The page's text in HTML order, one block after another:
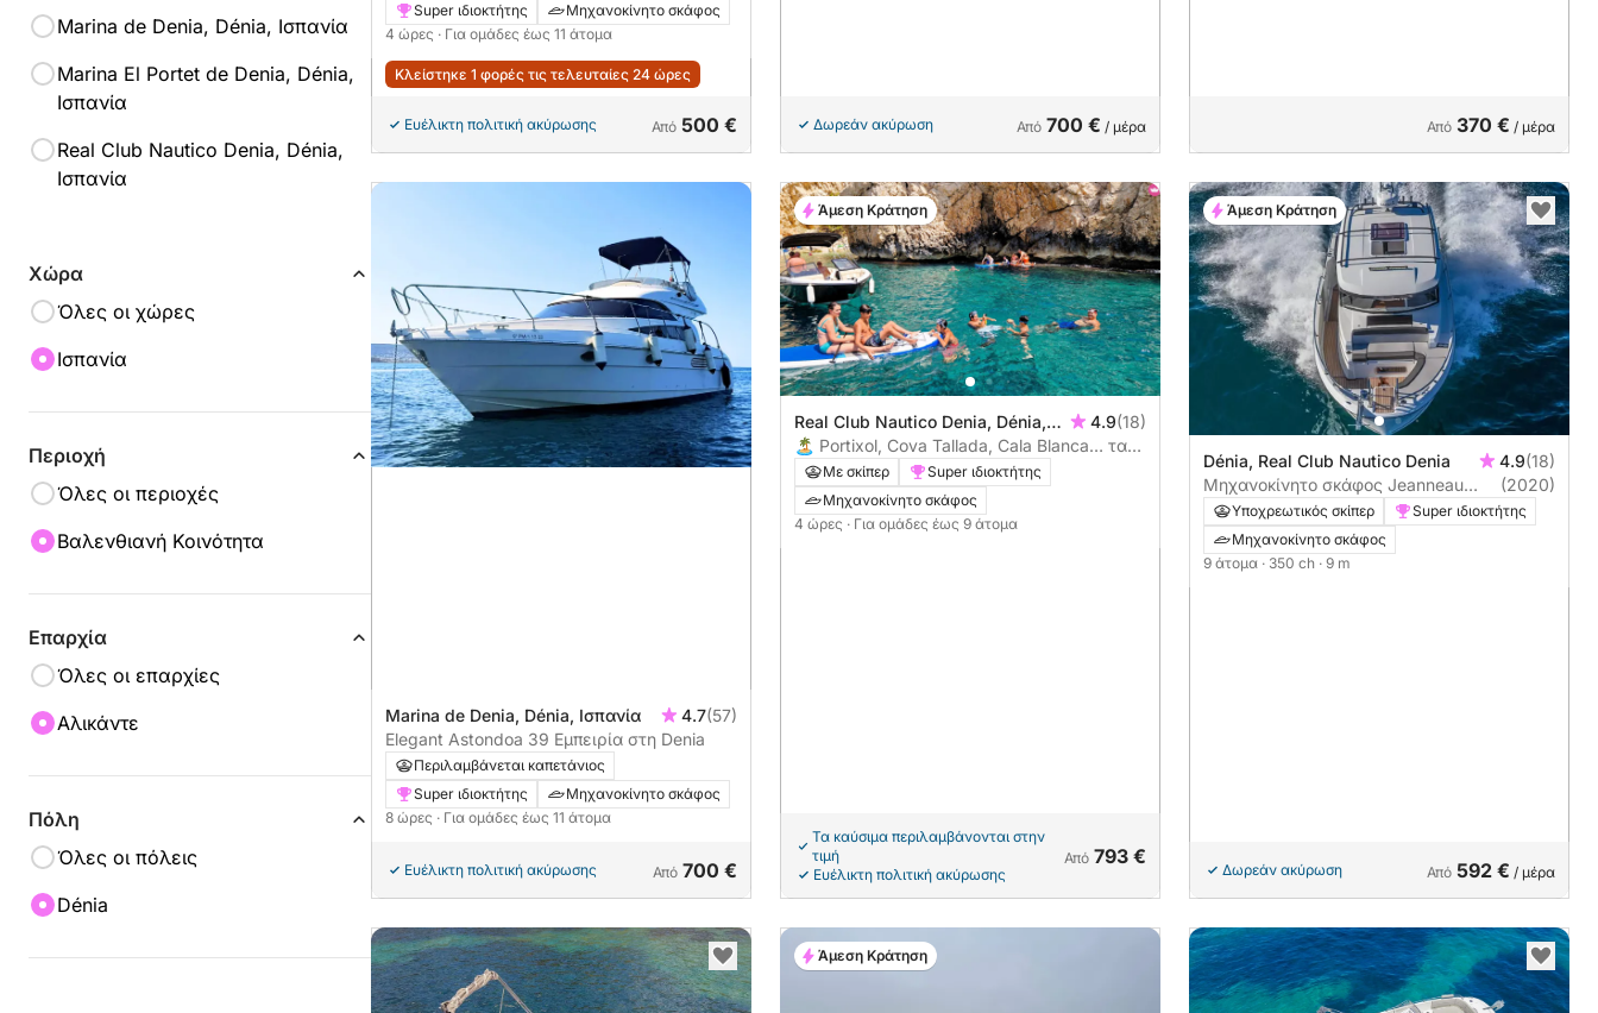
Marina de Denia, Dénia, Ισπανία
Marina El Portet de Denia, Dénia,
Ισπανία
Real Club Nautico Denia, Dénia,
Ισπανία
Χώρα
Όλες οι χώρες
Ισπανία
Περιοχή
Όλες οι περιοχές
Βαλενθιανή Κοινότητα
Επαρχία
Όλες οι επαρχίες
Αλικάντε
Πόλη
Όλες οι πόλεις
Dénia
Super ιδιοκτήτης
Μηχανοκίνητο σκάφος
4 ώρες · Για ομάδες έως 11 άτομα
Κλείστηκε 1 φορές τις τελευταίες 24 ώρες
Ευέλικτη πολιτική ακύρωσης Από 500 € Δωρεάν ακύρωση Από 700 € / μέρα Από 370 € / μέρα
Marina de Denia, Dénia, Ισπανία 4.7(57)
Elegant Astondoa 39 Εμπειρία στη Denia
Περιλαμβάνεται καπετάνιος
Super ιδιοκτήτης
Μηχανοκίνητο σκάφος
8 ώρες · Για ομάδες έως 11 άτομα
Ευέλικτη πολιτική ακύρωσης Από 700 €
Real Club Nautico Denia, Dénia,
Ισπανία
4.9(18)
🏝️ Portixol, Cova Tallada, Cala Blanca… τα
καλύτερα της Costa Blanca σε 4 ώρες
Με σκίπερ
Super ιδιοκτήτης
Μηχανοκίνητο σκάφος
4 ώρες · Για ομάδες έως 9 άτομα
Τα καύσιμα περιλαμβάνονται στην
τιμή
Ευέλικτη πολιτική ακύρωσης
Από 793 €
Άμεση Κράτηση
Dénia, Real Club Nautico Denia 4.9(18)
Μηχανοκίνητο σκάφος Jeanneau
Merry Fisher Marlin 895 350ch
(2020)
Υποχρεωτικός σκίπερ
Super ιδιοκτήτης
Μηχανοκίνητο σκάφος
9 άτομα · 350 ch · 9 m
Δωρεάν ακύρωση Από 592 € / μέρα
Άμεση Κράτηση
Άμεση Κράτηση